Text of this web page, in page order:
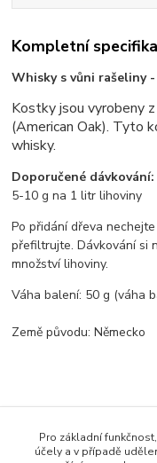
Kompletní
Whisky s vůni rašeliny
Kostky jsou vyrobeny
(American Oak). Tyto
whisky.
Doporučené dávkování:
5-10 g na 1 litr lihoviny
Po přidání dřeva
přefiltrujte. Dávkování si
množství lihoviny.
Váha balení: 50 g (váha
Země původu: Německo
Pro základní
účely a v případě